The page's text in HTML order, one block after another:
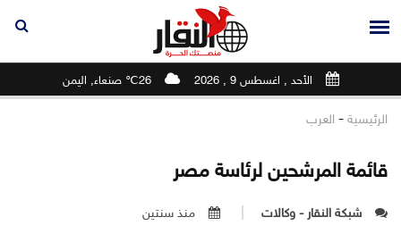
الأحد , اغسطس 9 , 2026 26℃ صنعاء, اليمن
الرئيسية - العرب
قائمة المرشحين لرئاسة مصر
شبكة النقار - وكالات منذ سنتين